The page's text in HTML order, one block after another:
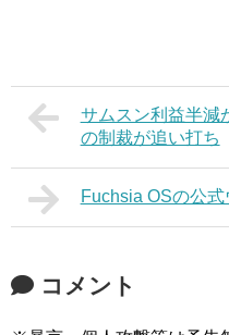
サムスン利益半減
の制裁が追い打ち
Fuchsia OSの公
コメント